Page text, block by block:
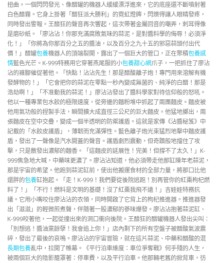
扭曲。一個閃閃發光、像醋罐的機器人緩緩漂浮進來，它的底座還不斷噴射著
白色醋霧。它身上掛著「醋狂派大勝利」的霓虹燈牌，閃爍得讓人眼睛發疼，
同時發出警報。王醋狂的聲音再次響起，這次帶著金屬回音的嘲弄，刺耳得像
是磨砂紙。「廖沾沾！你那充滿腐敗氣味的蒜泥，是對醬料學的侮辱！必須淨
化！」「你將為你那百分之五的醬油，以及百分之九十五的邪惡蒜頭付出代
價！」醋罐包養機器人的頂端裂開，露出了一個巨大的管口，正在聚積包養感
情藍色光芒。K-999特務用它穿著燕尾服的小包養甜心網爪子，一把抓住了廖沾
沾的褲腳催促著他。「快點！沾沾先生！那是醋酸離子炮！專門用來溶解有機
發酵物的！」「它會把你的蒜泥在零點一秒內變成無菌的、純淨的白醋！那是
浩劫啊！」「不准動我的蒜泥！」廖沾沾發出了醬料學家對待信仰般的怒吼。
他以一種專業包水餃的極限速度，從旁邊的麵粉堆中抓起了兩團麵皮。麵皮被
他用氣功般的捏製手法，瞬間擴大成直徑三公尺的巨大麵皮。他猛地擲出，兩
張麵皮在空中交疊，變成一個半透明的防禦護盾。這就是家傳《沾醬秘笈》中
記載的「水餃皮護盾」，薄韌而充滿彈性。藍色離子炮光束猛烈地擊中麵皮護
盾，發出了一聲像是汽水開蓋的聲音。護盾劇烈震動，但奇蹟般地擋住了攻
擊，只是散發出濃郁的麵香。「這麵皮的延展性！完美！但撐不了太久！」K-
999焦急地大喊，中藥味更濃了。廖沾沾知道，他必須帶走他那缸陳年老蒜泥，
那是宇宙的希望。他跑到蒜泥缸前，使出他搬運食材的全部力量，將那口比他
還胖的包養缸抱起。「走！K-999！我們要從後院逃跑！別再管你的紅棗枸杞燃
料了！」「不行！燃料是文明的基礎！沒了紅棗我飛不遠！」吉娃娃特務抗
議。它用小嘴咬住廖沾沾的衣領，同時開啟了它背上的枸杞推進器。推進器發
出「滋滋」的輕微煎煮聲，伴隨著一股濃郁的蔘味爆發。廖沾沾抱著蒜泥缸、
K-999咬著他，一起從撞出來的洞口衝向後院。王醋狂的醋罐機器人發出尖叫：
「別想逃！醬油黨餘孽！我會追上你！」店內剩下的所有空盤子被醋酸氣波震
碎，發出了最後的哀鳴。廖沾沾的宇宙冒險，就在這片蒜泥、中藥和醋酸的混
長期包養亂中，拉開了帷幕。《平行泊車維度：車位爭奪戰》何手殘的人生，
被兩個巨大的陰影籠罩著：停車費，以及平行泊車。他那輛老舊的掀背車，彷